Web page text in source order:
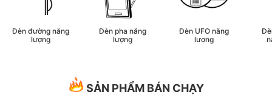
Đèn đường năng
lượng
Đèn pha năng
lượng
Đèn UFO năng
lượng
SẢN PHẨM BÁN CHẠY